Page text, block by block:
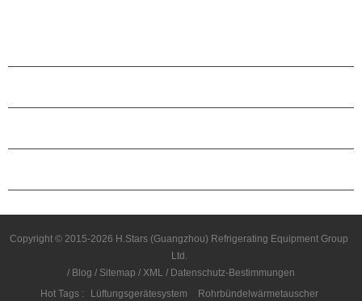
Copyright © 2015-2026 H.Stars (Guangzhou) Refrigerating Equipment Group
Ltd.
/ Blog / Sitemap / XML / Datenschutz-Bestimmungen
Hot Tags :
Lüftungsgerätesystem
Rohrbündelwärmetauscher